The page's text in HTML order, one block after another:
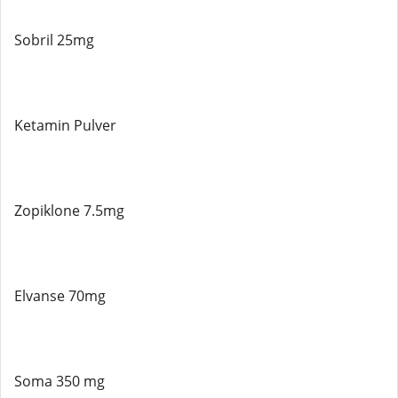
Sobril 25mg
Ketamin Pulver
Zopiklone 7.5mg
Elvanse 70mg
Soma 350 mg